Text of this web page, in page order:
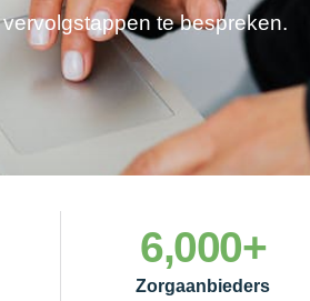
te bespreken.
Zorgaanbieders
6,000+